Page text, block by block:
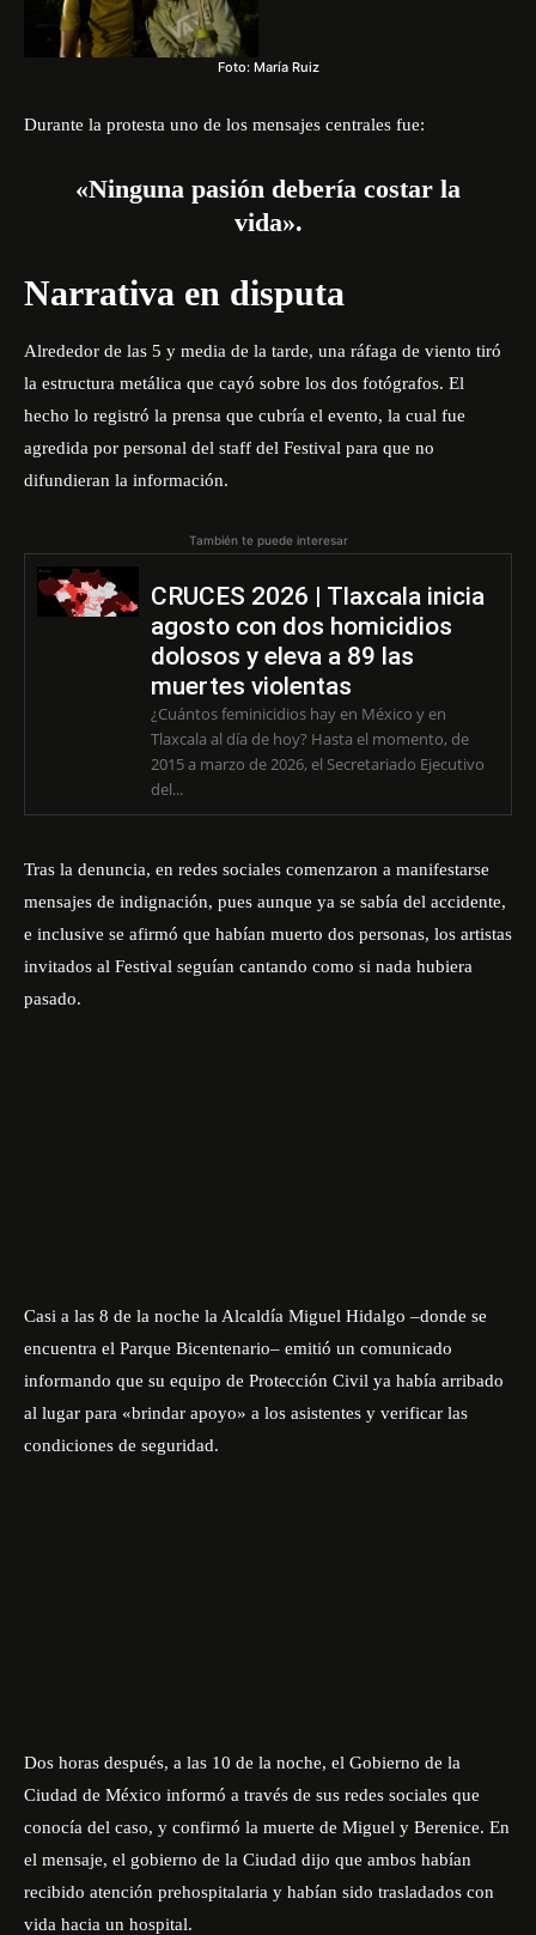
Foto: María Ruiz
Durante la protesta uno de los mensajes centrales fue:
«Ninguna pasión debería costar la
vida».
Narrativa en disputa
Alrededor de las 5 y media de la tarde, una ráfaga de viento tiró
la estructura metálica que cayó sobre los dos fotógrafos. El
hecho lo registró la prensa que cubría el evento, la cual fue
agredida por personal del staff del Festival para que no
difundieran la información.
También te puede interesar
CRUCES 2026 | Tlaxcala inicia
agosto con dos homicidios
dolosos y eleva a 89 las
muertes violentas
¿Cuántos feminicidios hay en México y en
Tlaxcala al día de hoy? Hasta el momento, de
2015 a marzo de 2026, el Secretariado Ejecutivo
del...
Tras la denuncia, en redes sociales comenzaron a manifestarse
mensajes de indignación, pues aunque ya se sabía del accidente,
e inclusive se afirmó que habían muerto dos personas, los artistas
invitados al Festival seguían cantando como si nada hubiera
pasado.
Casi a las 8 de la noche la Alcaldía Miguel Hidalgo –donde se
encuentra el Parque Bicentenario– emitió un comunicado
informando que su equipo de Protección Civil ya había arribado
al lugar para «brindar apoyo» a los asistentes y verificar las
condiciones de seguridad.
Dos horas después, a las 10 de la noche, el Gobierno de la
Ciudad de México informó a través de sus redes sociales que
conocía del caso, y confirmó la muerte de Miguel y Berenice. En
el mensaje, el gobierno de la Ciudad dijo que ambos habían
recibido atención prehospitalaria y habían sido trasladados con
vida hacia un hospital.